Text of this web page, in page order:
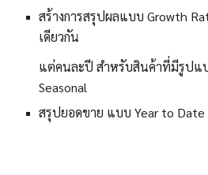
สร้างการสรุปผลแบบ Growth
เดียวกัน
แต่คนละปี สำหรับสินค้าที่มีรูปแ
Seasonal
สรุปยอดขาย แบบ Year to Date